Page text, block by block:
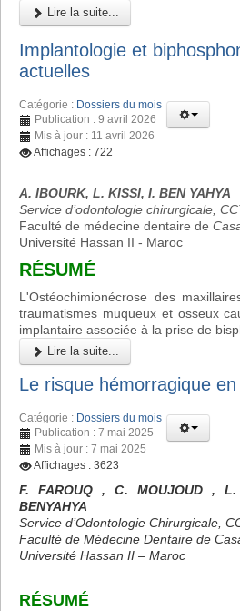
Lire la suite...
Implantologie et
actuelles
Catégorie : Dossiers du mois
Publication : 9 avril 2026
Mis à jour : 11 avril 2026
Affichages : 722
A. IBOURK, L. KISSI, I. BEN YAHYA
Service d’odontologie chirurgicale,
Faculté de médecine dentaire de
Université Hassan II - Maroc
RÉSUMÉ
L'Ostéochimionécrose des
traumatismes muqueux et osseux
implantaire associée à la prise de
Lire la suite...
Le risque hémorragique
Catégorie : Dossiers du mois
Publication : 7 mai 2025
Mis à jour : 7 mai 2025
Affichages : 3623
F. FAROUQ , C. MOUJOUD ,
BENYAHYA
Service d’Odontologie Chirurgicale,
Faculté de Médecine Dentaire de
Université Hassan II – Maroc
RÉSUMÉ